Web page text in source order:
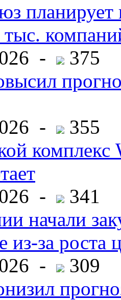
планирует
-
375
-
355
комплекс
-
341
начали
из-за роста
-
309